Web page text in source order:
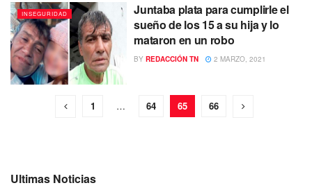
INSEGURIDAD
Juntaba plata para cumplirle el
sueño de los 15 a su hija y lo
mataron en un robo
BY REDACCIÓN TN 2 MARZO, 2021
1 … 64 65 66
Ultimas Noticias